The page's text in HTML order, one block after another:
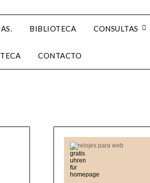
BIBLIOTECA CONSULTAS
CONTACTO
relojes para web